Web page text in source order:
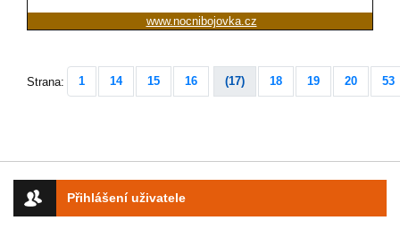
Přihlášení uživatele
www.nocnibojovka.cz
Strana: 1 14 15 16 (17) 18 19 20 53